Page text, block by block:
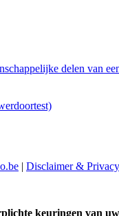
delen van
| Disclaimer &
keuringen van